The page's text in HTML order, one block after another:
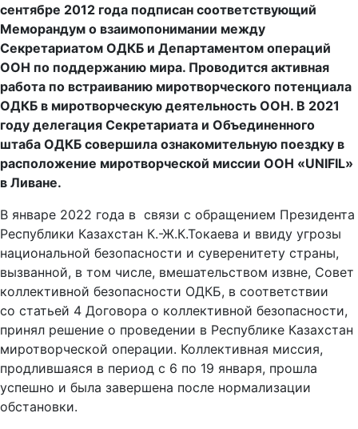
сентябре 2012 года подписан соответствующий
Меморандум о взаимопонимании между
Секретариатом ОДКБ и Департаментом операций
ООН по поддержанию мира. Проводится активная
работа по встраиванию миротворческого потенциала
ОДКБ в миротворческую деятельность ООН. В 2021
году делегация Секретариата и Объединенного
штаба ОДКБ совершила ознакомительную поездку в
расположение миротворческой миссии ООН «UNIFIL»
в Ливане.
В январе 2022 года в связи с обращением Президента
Республики Казахстан К.-Ж.К.Токаева и ввиду угрозы
национальной безопасности и суверенитету страны,
вызванной, в том числе, вмешательством извне, Совет
коллективной безопасности ОДКБ, в соответствии
со статьей 4 Договора о коллективной безопасности,
принял решение о проведении в Республике Казахстан
миротворческой операции. Коллективная миссия,
продлившаяся в период с 6 по 19 января, прошла
успешно и была завершена после нормализации
обстановки.